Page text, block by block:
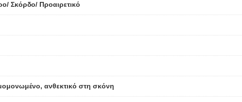
Σκόρδο/ Προαιρετικό
ανθεκτικό στη σκόνη